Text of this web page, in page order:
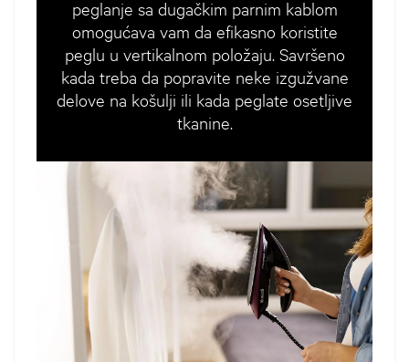
peglanje sa dugačkim parnim kablom
omogućava vam da efikasno koristite
peglu u vertikalnom položaju. Savršeno
kada treba da popravite neke izgužvane
delove na košulji ili kada peglate osetljive
tkanine.